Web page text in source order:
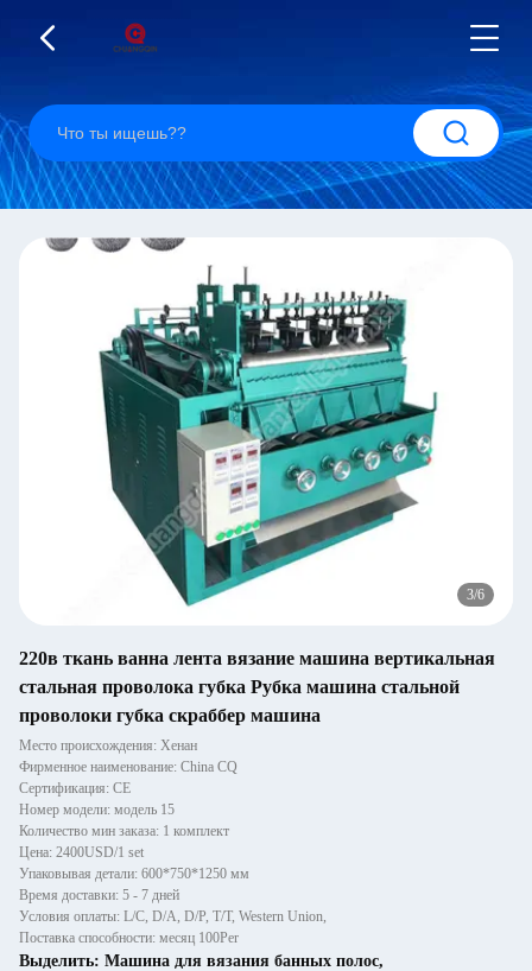
3/6
220в ткань ванна лента вязание машина вертикальная
стальная проволока губка Рубка машина стальной
проволоки губка скраббер машина
Место происхождения: Хенан
Фирменное наименование: China CQ
Сертификация: CE
Номер модели: модель 15
Количество мин заказа: 1 комплект
Цена: 2400USD/1 set
Упаковывая детали: 600*750*1250 мм
Время доставки: 5 - 7 дней
Условия оплаты: L/C, D/A, D/P, T/T, Western Union,
Поставка способности: месяц 100Per
Выделить: Машина для вязания банных полос,